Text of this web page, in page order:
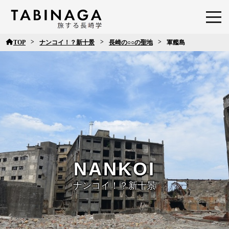
TOP > ナンコイ！？新十景 > 長崎の○○の聖地 > 軍艦島
ナンコイ！？新十景